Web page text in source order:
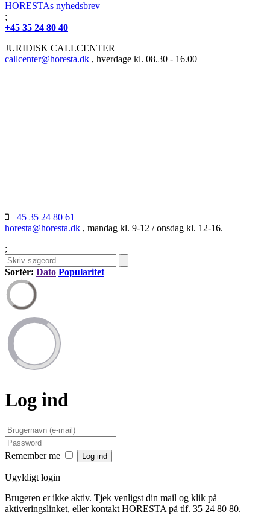
HORESTAs nyhedsbrev
;
+45 35 24 80 40
JURIDISK CALLCENTER
callcenter@horesta.dk , hverdage kl. 08.30 - 16.00
+45 35 24 80 61
horesta@horesta.dk , mandag kl. 9-12 / onsdag kl. 12-16.
;
Sortér: Dato Popularitet
Log ind
Remember me
Ugyldigt login
Brugeren er ikke aktiv. Tjek venligst din mail og klik på
aktiveringslinket, eller kontakt HORESTA på tlf. 35 24 80 80.